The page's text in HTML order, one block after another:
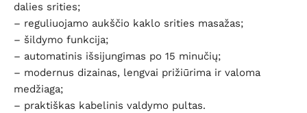
dalies srities;
– reguliuojamo aukščio kaklo srities masažas;
– šildymo funkcija;
– automatinis išsijungimas po 15 minučių;
– modernus dizainas, lengvai prižiūrima ir valoma
medžiaga;
– praktiškas kabelinis valdymo pultas.